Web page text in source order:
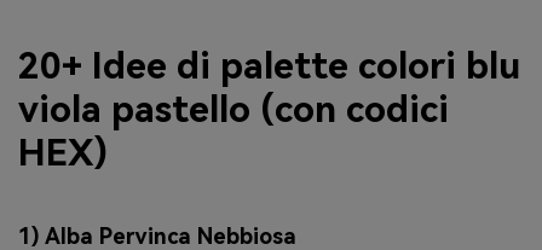
20+ Idee di palette colori blu
viola pastello (con codici
HEX)
1) Alba Pervinca Nebbiosa